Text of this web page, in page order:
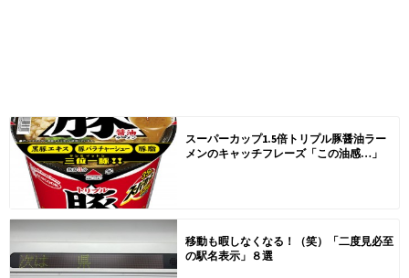
スーパーカップ1.5倍トリプル豚醤油ラー
メンのキャッチフレーズ「この油感…」
移動も暇しなくなる！（笑）「二度見必至
の駅名表示」８選